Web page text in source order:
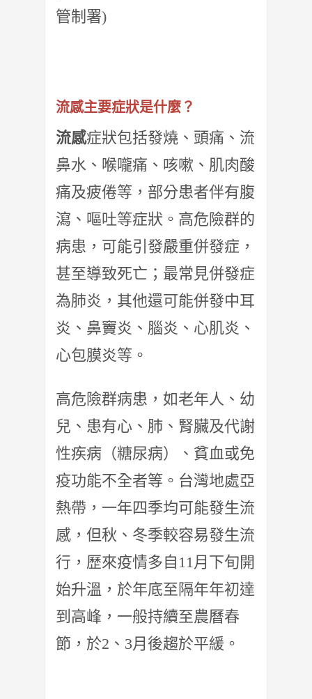
管制署)
流感主要症狀是什麼？
流感症狀包括發燒、頭痛、流
鼻水、喉嚨痛、咳嗽、肌肉酸
痛及疲倦等，部分患者伴有腹
瀉、嘔吐等症狀。高危險群的
病患，可能引發嚴重併發症，
甚至導致死亡；最常見併發症
為肺炎，其他還可能併發中耳
炎、鼻竇炎、腦炎、心肌炎、
心包膜炎等。
高危險群病患，如老年人、幼
兒、患有心、肺、腎臟及代謝
性疾病（糖尿病）、貧血或免
疫功能不全者等。台灣地處亞
熱帶，一年四季均可能發生流
感，但秋、冬季較容易發生流
行，歷來疫情多自11月下旬開
始升溫，於年底至隔年年初達
到高峰，一般持續至農曆春
節，於2、3月後趨於平緩。